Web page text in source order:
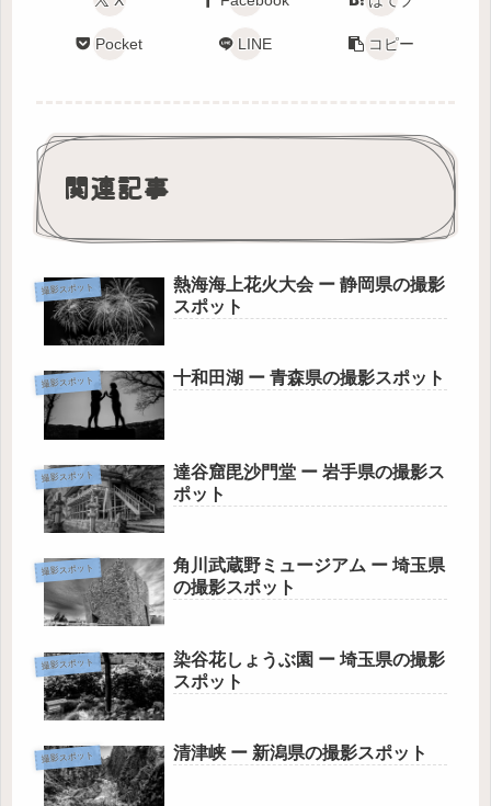
Pocket LINE コピー
関連記事
撮影スポット
熱海海上花火大会 ー 静岡県の撮影
スポット
撮影スポット 十和田湖 ー 青森県の撮影スポット
撮影スポット
達谷窟毘沙門堂 ー 岩手県の撮影ス
ポット
撮影スポット
角川武蔵野ミュージアム ー 埼玉県
の撮影スポット
撮影スポット
染谷花しょうぶ園 ー 埼玉県の撮影
スポット
撮影スポット 清津峡 ー 新潟県の撮影スポット